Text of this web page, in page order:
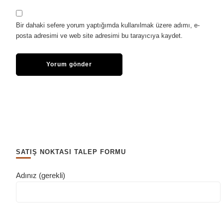
Bir dahaki sefere yorum yaptığımda kullanılmak üzere adımı, e-
posta adresimi ve web site adresimi bu tarayıcıya kaydet.
SATIŞ NOKTASI TALEP FORMU
Adınız (gerekli)